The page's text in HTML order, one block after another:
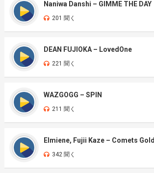
Naniwa Danshi – GIMME THE DAY
201 聞く
DEAN FUJIOKA – LovedOne
221 聞く
WAZGOGG – SPIN
211 聞く
Elmiene, Fujii Kaze – Comets Gold
342 聞く